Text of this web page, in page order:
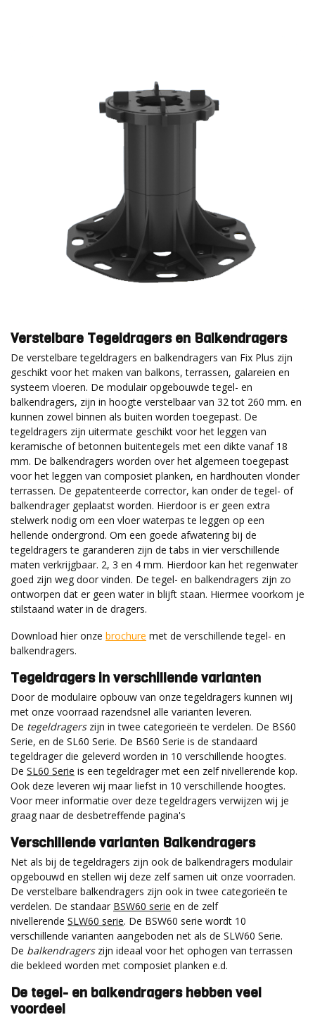
Verstelbare Tegeldragers en Balkendragers
De verstelbare tegeldragers en balkendragers van Fix Plus zijn
geschikt voor het maken van balkons, terrassen, galareien en
systeem vloeren. De modulair opgebouwde tegel- en
balkendragers, zijn in hoogte verstelbaar van 32 tot 260 mm. en
kunnen zowel binnen als buiten worden toegepast. De
tegeldragers zijn uitermate geschikt voor het leggen van
keramische of betonnen buitentegels met een dikte vanaf 18
mm. De balkendragers worden over het algemeen toegepast
voor het leggen van composiet planken, en hardhouten vlonder
terrassen. De gepatenteerde corrector, kan onder de tegel- of
balkendrager geplaatst worden. Hierdoor is er geen extra
stelwerk nodig om een vloer waterpas te leggen op een
hellende ondergrond. Om een goede afwatering bij de
tegeldragers te garanderen zijn de tabs in vier verschillende
maten verkrijgbaar. 2, 3 en 4 mm. Hierdoor kan het regenwater
goed zijn weg door vinden. De tegel- en balkendragers zijn zo
ontworpen dat er geen water in blijft staan. Hiermee voorkom je
stilstaand water in de dragers.
Download hier onze brochure met de verschillende tegel- en
balkendragers.
Tegeldragers in verschillende varianten
Door de modulaire opbouw van onze tegeldragers kunnen wij
met onze voorraad razendsnel alle varianten leveren.
De tegeldragerszijn in twee categorieën te verdelen. De BS60
Serie, en de SL60 Serie. De BS60 Serie is de standaard
tegeldrager die geleverd worden in 10 verschillende hoogtes.
De SL60 Serie is een tegeldrager met een zelf nivellerende kop.
Ook deze leveren wij maar liefst in 10 verschillende hoogtes.
Voor meer informatie over deze tegeldragers verwijzen wij je
graag naar de desbetreffende pagina's
Verschillende varianten Balkendragers
Net als bij de tegeldragers zijn ook de balkendragers modulair
opgebouwd en stellen wij deze zelf samen uit onze voorraden.
De verstelbare balkendragers zijn ook in twee categorieën te
verdelen. De standaar BSW60 serie en de zelf
nivellerende SLW60 serie. De BSW60 serie wordt 10
verschillende varianten aangeboden net als de SLW60 Serie.
De balkendragerszijn ideaal voor het ophogen van terrassen
die bekleed worden met composiet planken e.d.
De tegel- en balkendragers hebben veel
voordeel